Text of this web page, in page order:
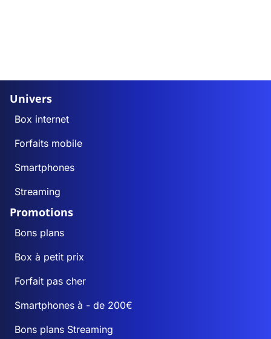
Univers
Box internet
Forfaits mobile
Smartphones
Streaming
Promotions
Bons plans
Box à petit prix
Forfait pas cher
Smartphones à - de 200€
Bons plans Streaming